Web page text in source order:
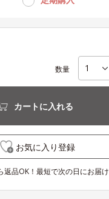
数量
カートに入れる
お気に入り登録
返品OK！最短で次の日にお届け